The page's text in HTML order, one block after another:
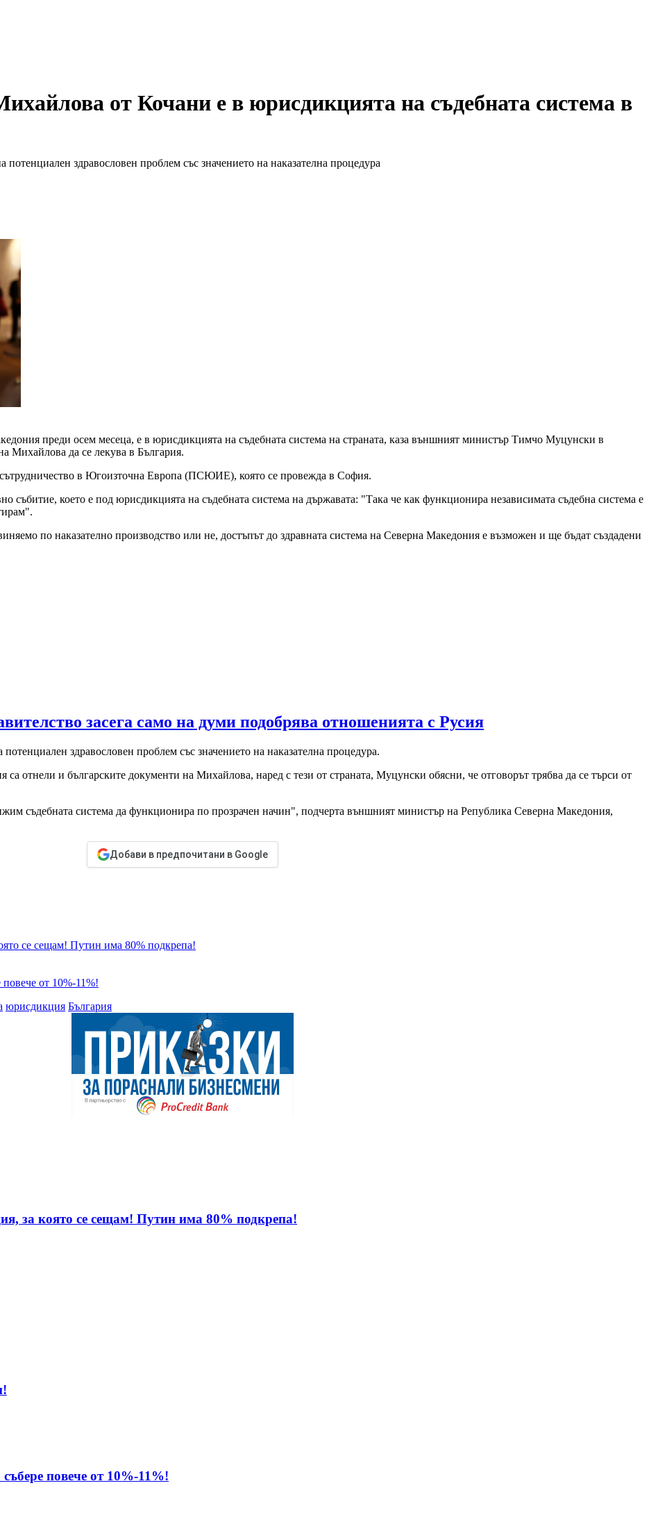
от Кочани е в юрисдикцията на съдебната система в
здравословен проблем със значението на наказателна процедура
преди осем месеца, е в юрисдикцията на съдебната система на страната, каза външният министър Тимчо Муцунски в
Михайлова да се лекува в България.
в Югоизточна Европа (ПСЮИЕ), която се провежда в София.
което е под юрисдикцията на съдебната система на държавата: "Така че как функционира независимата съдебна система е
по наказателно производство или не, достъпът до здравната система на Северна Македония е възможен и ще бъдат създадени
засега само на думи подобрява отношенията с Русия
здравословен проблем със значението на наказателна процедура.
отнели и българските документи на Михайлова, наред с тези от страната, Муцунски обясни, че отговорът трябва да се търси от
съдебната система да функционира по прозрачен начин", подчерта външният министър на Република Северна Македония,
Добави в предпочитани в Google
се сещам! Путин има 80% подкрепа!
от 10%-11%!
юрисдикция България
за която се сещам! Путин има 80% подкрепа!
повече от 10%-11%!